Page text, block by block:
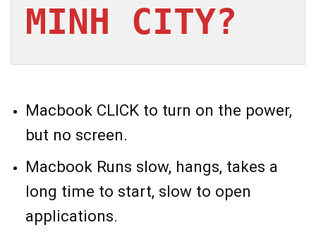
MINH CITY?
Macbook CLICK to turn on the power,
but no screen.
Macbook Runs slow, hangs, takes a
long time to start, slow to open
applications.